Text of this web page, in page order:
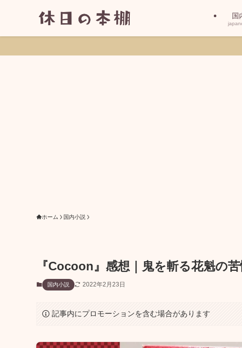
国
ホーム 国内小説
『Cocoon』感想｜鬼を斬る花魁の
国内小説 2022年2月23日
記事内にプロモーションを含む場合があります